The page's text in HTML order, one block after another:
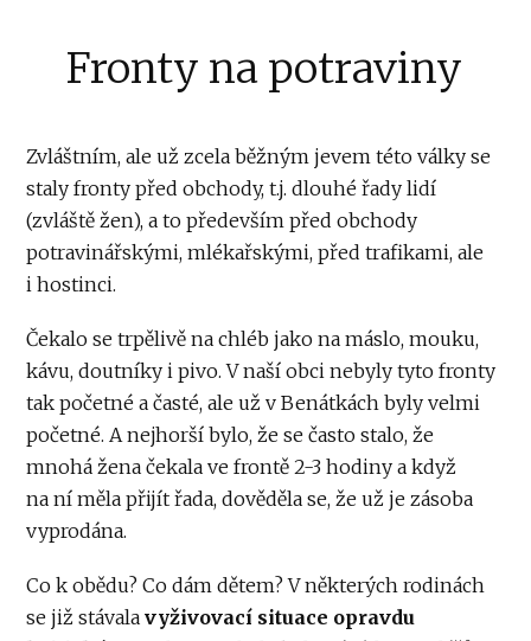
Fronty na potraviny
Zvláštním, ale už zcela běžným jevem této války se
staly fronty před obchody, t.j. dlouhé řady lidí
(zvláště žen), a to především před obchody
potravinářskými, mlékařskými, před trafikami, ale
i hostinci.
Čekalo se trpělivě na chléb jako na máslo, mouku,
kávu, doutníky i pivo. V naší obci nebyly tyto fronty
tak početné a časté, ale už v Benátkách byly velmi
početné. A nejhorší bylo, že se často stalo, že
mnohá žena čekala ve frontě 2-3 hodiny a když
na ní měla přijít řada, dověděla se, že už je zásoba
vyprodána.
Co k obědu? Co dám dětem? V některých rodinách
se již stávalavyživovací situace opravdu